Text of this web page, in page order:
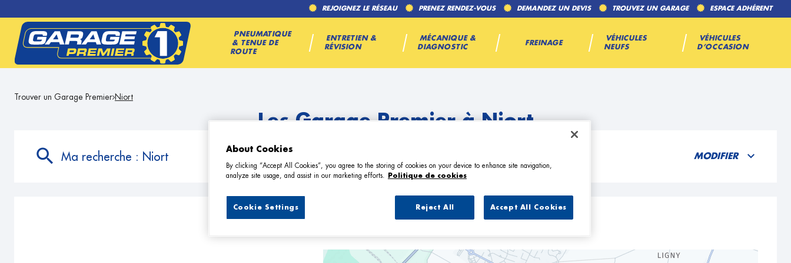
REJOIGNEZ LE RÉSEAU PRENEZ RENDEZ-VOUS DEMANDEZ UN DEVIS TROUVEZ UN GARAGE ESPACE ADHÉRENT
PNEUMATIQUE
& TENUE DE
ROUTE
ENTRETIEN &
RÉVISION
MÉCANIQUE &
DIAGNOSTIC
FREINAGE
VÉHICULES
NEUFS
VÉHICULES
D’OCCASION
Trouver un Garage Premier Niort
Les Garage Premier à Niort
Ma recherche : Niort MODIFIER
1 Garage Premier à Niort
About Cookies
By clicking “Accept All Cookies”, you agree to the storing of cookies on your device to enhance site navigation,
analyze site usage, and assist in our marketing efforts.
Politique de cookies
Reject All Accept All Cookies
Cookie Settings